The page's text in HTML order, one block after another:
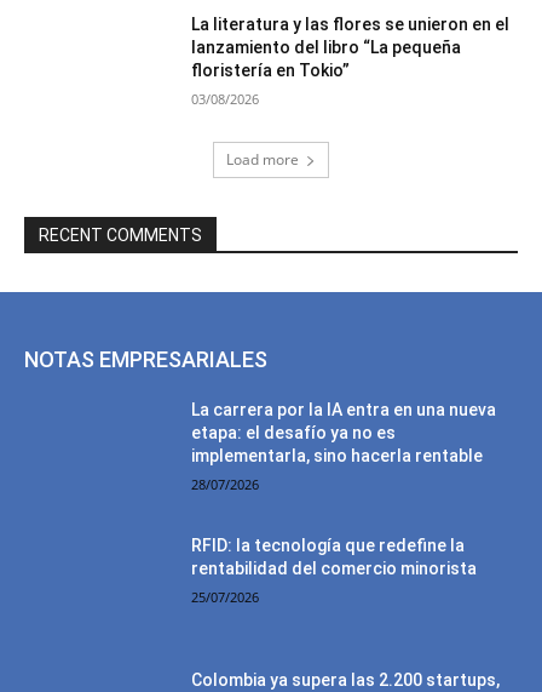
La literatura y las flores se unieron en el
lanzamiento del libro “La pequeña
floristería en Tokio”
03/08/2026
Load more
RECENT COMMENTS
NOTAS EMPRESARIALES
La carrera por la IA entra en una nueva
etapa: el desafío ya no es
implementarla, sino hacerla rentable
28/07/2026
RFID: la tecnología que redefine la
rentabilidad del comercio minorista
25/07/2026
Colombia ya supera las 2.200 startups,